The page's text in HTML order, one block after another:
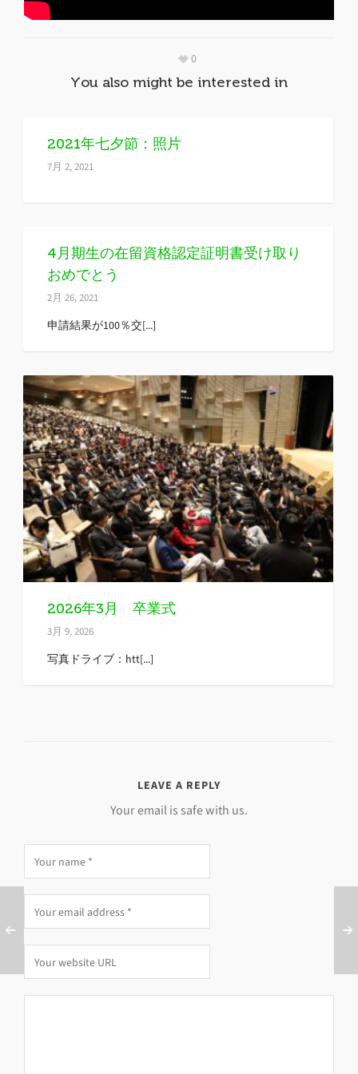
0
You also might be interested in
2021年七夕節：照片
7月 2, 2021
4月期生の在留資格認定証明書受け取り
おめでとう
2月 26, 2021
申請結果が100％交[...]
2026年3月 卒業式
3月 9, 2026
写真ドライブ：htt[...]
LEAVE A REPLY
Your email is safe with us.